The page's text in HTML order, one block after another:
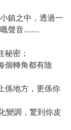
鎮之中，透過一
嘅聲音……
密；
個轉角都有陰
係地方，更係你
變調，驚到你皮